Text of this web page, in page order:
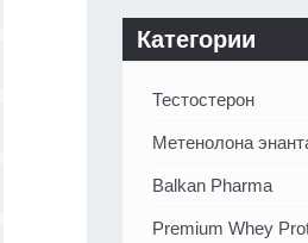
Категории
Тестостерон
Метенолона
Balkan Pharma
Premium Whey